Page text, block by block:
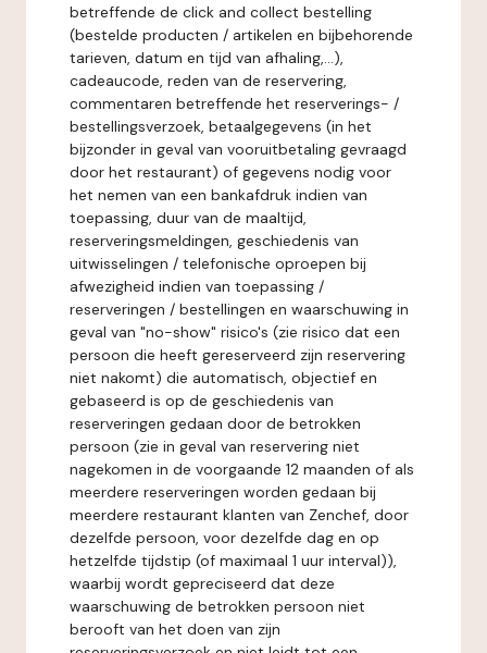
betreffende de click and collect bestelling
(bestelde producten / artikelen en bijbehorende
tarieven, datum en tijd van afhaling,...),
cadeaucode, reden van de reservering,
commentaren betreffende het reserverings- /
bestellingsverzoek, betaalgegevens (in het
bijzonder in geval van vooruitbetaling gevraagd
door het restaurant) of gegevens nodig voor
het nemen van een bankafdruk indien van
toepassing, duur van de maaltijd,
reserveringsmeldingen, geschiedenis van
uitwisselingen / telefonische oproepen bij
afwezigheid indien van toepassing /
reserveringen / bestellingen en waarschuwing in
geval van "no-show" risico's (zie risico dat een
persoon die heeft gereserveerd zijn reservering
niet nakomt) die automatisch, objectief en
gebaseerd is op de geschiedenis van
reserveringen gedaan door de betrokken
persoon (zie in geval van reservering niet
nagekomen in de voorgaande 12 maanden of als
meerdere reserveringen worden gedaan bij
meerdere restaurant klanten van Zenchef, door
dezelfde persoon, voor dezelfde dag en op
hetzelfde tijdstip (of maximaal 1 uur interval)),
waarbij wordt gepreciseerd dat deze
waarschuwing de betrokken persoon niet
berooft van het doen van zijn